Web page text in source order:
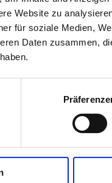
Website zu
für soziale Medien,
Daten zusammen,
E-Mail Spam